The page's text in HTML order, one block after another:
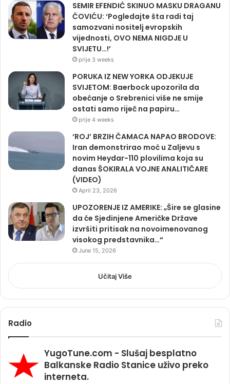
SEMIR EFENDIĆ SKINUO MASKU DRAGANU
ČOVIĆU: ‘Pogledajte šta radi taj
samozvani nositelj evropskih
vijednosti, OVO NEMA NIGDJE U
SVIJETU…!’
prije 3 weeks
PORUKA IZ NEW YORKA ODJEKUJE
SVIJETOM: Baerbock upozorila da
obećanje o Srebrenici više ne smije
ostati samo riječ na papiru…
prije 4 weeks
‘ROJ’ BRZIH ČAMACA NAPAO BRODOVE:
Iran demonstrirao moć u Zaljevu s
novim Heydar-110 plovilima koja su
danas ŠOKIRALA VOJNE ANALITIČARE
(VIDEO)
April 23, 2026
UPOZORENJE IZ AMERIKE: „Šire se glasine
da će Sjedinjene Američke Države
izvršiti pritisak na novoimenovanog
visokog predstavnika…“
June 15, 2026
Učitaj Više
Radio
YugoTune.com - Slušaj besplatno
Balkanske Radio Stanice uživo preko
interneta.